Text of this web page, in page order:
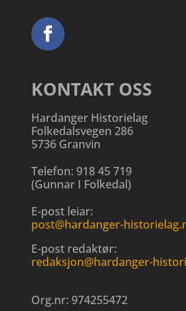
KONTAKT OSS
Hardanger Historielag
Folkedalsvegen 286
5736 Granvin
Telefon: 918 45 719
(Gunnar I Folkedal)
E-post leiar:
post@hardanger-
E-post redaktør:
redaksjon@hardanger-
Org.nr: 974255472